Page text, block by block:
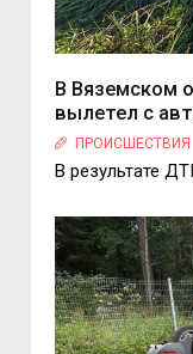
В Вяземском
вылетел с
ПРОИСШЕСТВИЯ
В результате